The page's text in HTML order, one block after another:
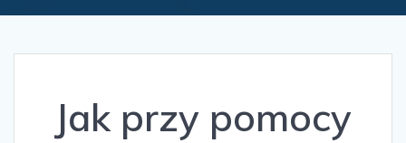
Jak przy pomocy